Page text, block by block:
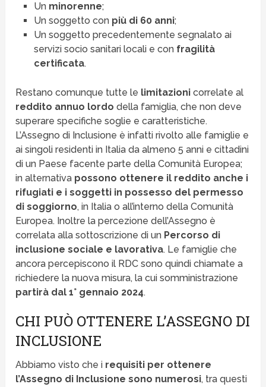
Un minorenne;
Un soggetto con più di 60 anni;
Un soggetto precedentemente segnalato ai
servizi socio sanitari locali e con fragilità
certificata.
Restano comunque tutte le limitazioni correlate al
reddito annuo lordo della famiglia, che non deve
superare specifiche soglie e caratteristiche.
L’Assegno di Inclusione è infatti rivolto alle famiglie e
ai singoli residenti in Italia da almeno 5 anni e cittadini
di un Paese facente parte della Comunità Europea;
in alternativa possono ottenere il reddito anche i
rifugiati e i soggetti in possesso del permesso
di soggiorno, in Italia o all’interno della Comunità
Europea. Inoltre la percezione dell’Assegno è
correlata alla sottoscrizione di un Percorso di
inclusione sociale e lavorativa. Le famiglie che
ancora percepiscono il RDC sono quindi chiamate a
richiedere la nuova misura, la cui somministrazione
partirà dal 1° gennaio 2024.
CHI PUÒ OTTENERE L’ASSEGNO DI
INCLUSIONE
Abbiamo visto che i requisiti per ottenere
l’Assegno di Inclusione sono numerosi, tra questi